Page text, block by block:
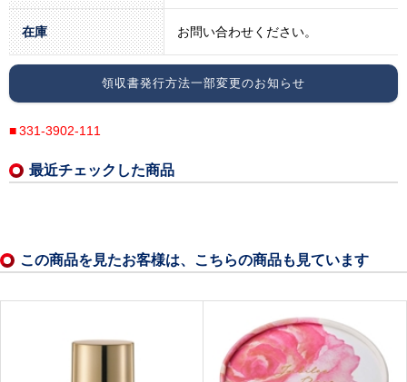
在庫 お問い合わせください。
領収書発行方法一部変更のお知らせ
331-3902-111
最近チェックした商品
この商品を見たお客様は、こちらの商品も見ています